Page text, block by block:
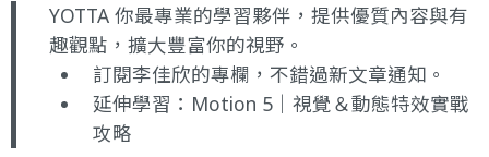
YOTTA 你最專業的學習夥伴，提供優質內容與有
趣觀點，擴大豐富你的視野。
訂閱李佳欣的專欄 ，不錯過新文章通知。
延伸學習： Motion 5｜視覺＆動態特效實戰
攻略